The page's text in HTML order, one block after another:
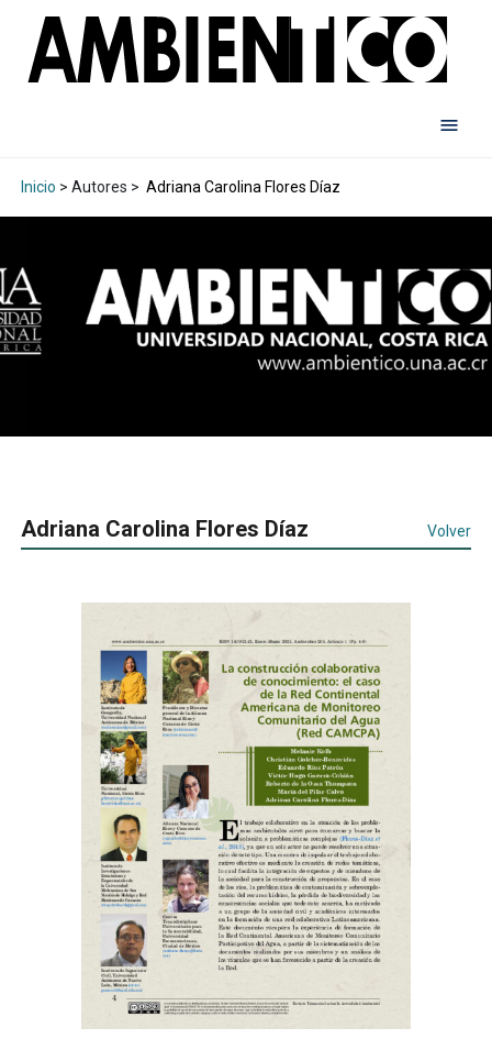
Inicio > Autores > Adriana Carolina Flores Díaz
Adriana Carolina Flores Díaz Volver